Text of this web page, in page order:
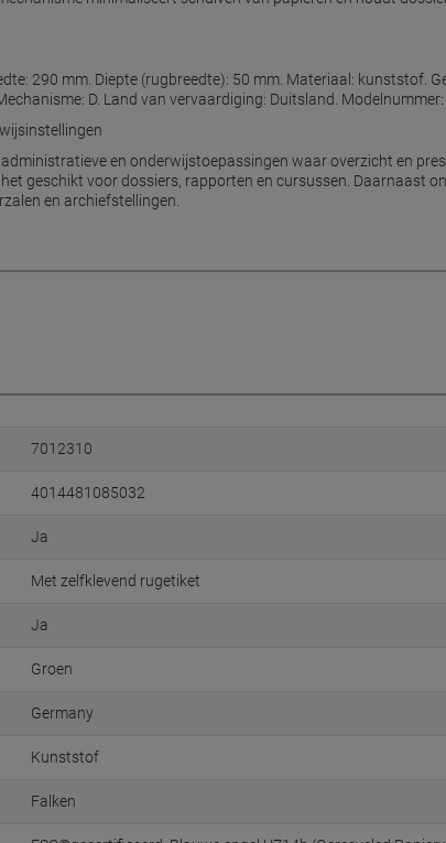
290 mm. Diepte (rugbreedte): 50 mm. Materiaal: kunststof.
D. Land van vervaardiging: Duitsland. Modelnummer:
en onderwijstoepassingen waar overzicht en
geschikt voor dossiers, rapporten en cursussen. Daarnaast
en archiefstellingen.
7012310
4014481085032
Ja
Met zelfklevend rugetiket
Ja
Groen
Germany
Kunststof
Falken